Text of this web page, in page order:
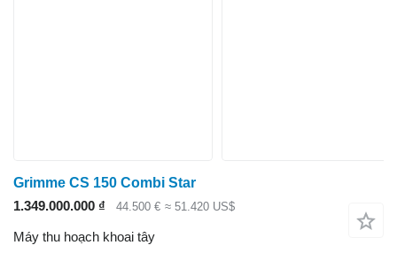
Grimme CS 150 Combi Star
1.349.000.000 ₫
44.500 € ≈ 51.420 US$
Máy thu hoạch khoai tây